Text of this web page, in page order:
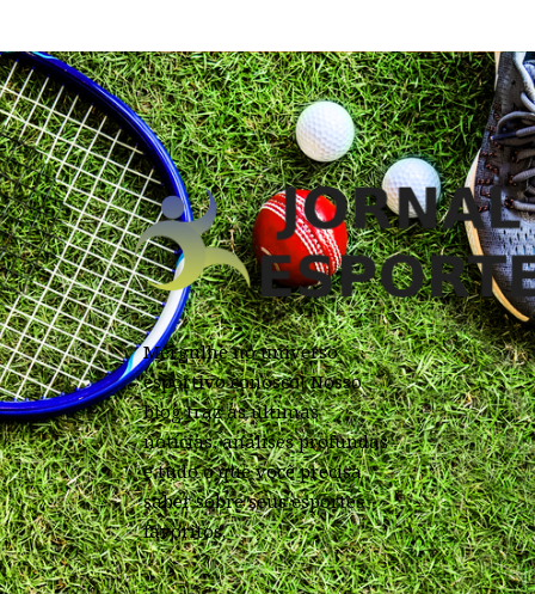
Mergulhe no universo
esportivo conosco! Nosso
blog traz as últimas
notícias, análises profundas
e tudo o que você precisa
saber sobre seus esportes
favoritos.